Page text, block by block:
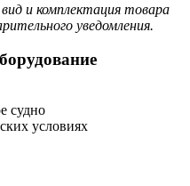
и комплектация товара
уведомления.
судно
условиях